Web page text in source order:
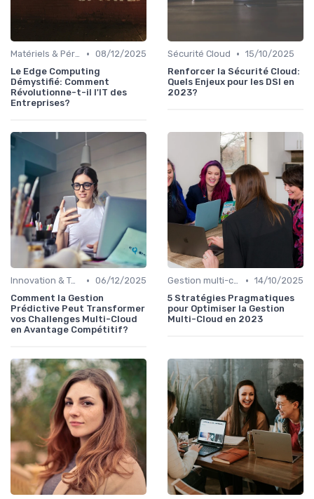
Matériels & Périphériques • 08/12/2025
Le Edge Computing
Démystifié: Comment
Révolutionne-t-il l'IT des
Entreprises?
Sécurité Cloud • 15/10/2025
Renforcer la Sécurité Cloud:
Quels Enjeux pour les DSI en
2023?
Innovation & Tendances • 06/12/2025
Comment la Gestion
Prédictive Peut Transformer
vos Challenges Multi-Cloud
en Avantage Compétitif?
Gestion multi-cloud • 14/10/2025
5 Stratégies Pragmatiques
pour Optimiser la Gestion
Multi-Cloud en 2023